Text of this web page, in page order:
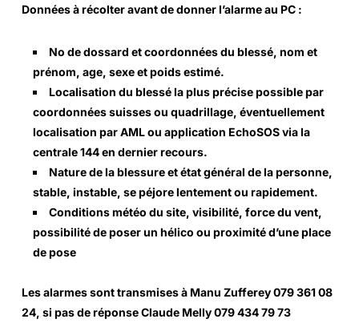
Données à récolter avant de donner l’alarme au PC :
No de dossard et coordonnées du blessé, nom et
prénom, age, sexe et poids estimé.
Localisation du blessé la plus précise possible par
coordonnées suisses ou quadrillage, éventuellement
localisation par AML ou application EchoSOS via la
centrale 144 en dernier recours.
Nature de la blessure et état général de la personne,
stable, instable, se péjore lentement ou rapidement.
Conditions météo du site, visibilité, force du vent,
possibilité de poser un hélico ou proximité d’une place
de pose
Les alarmes sont transmises à Manu Zufferey 079 361 08
24, si pas de réponseClaude Melly 079 434 79 73